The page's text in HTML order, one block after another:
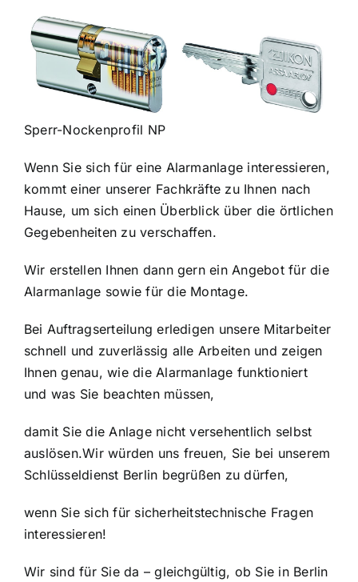
Sperr-Nockenprofil NP
Wenn Sie sich für eine Alarmanlage interessieren,
kommt einer unserer Fachkräfte zu Ihnen nach
Hause, um sich einen Überblick über die örtlichen
Gegebenheiten zu verschaffen.
Wir erstellen Ihnen dann gern ein Angebot für die
Alarmanlage sowie für die Montage.
Bei Auftragserteilung erledigen unsere Mitarbeiter
schnell und zuverlässig alle Arbeiten und zeigen
Ihnen genau, wie die Alarmanlage funktioniert
und was Sie beachten müssen,
damit Sie die Anlage nicht versehentlich selbst
auslösen.Wir würden uns freuen, Sie bei unserem
Schlüsseldienst Berlin begrüßen zu dürfen,
wenn Sie sich für sicherheitstechnische Fragen
interessieren!
Wir sind für Sie da – gleichgültig, ob Sie in Berlin